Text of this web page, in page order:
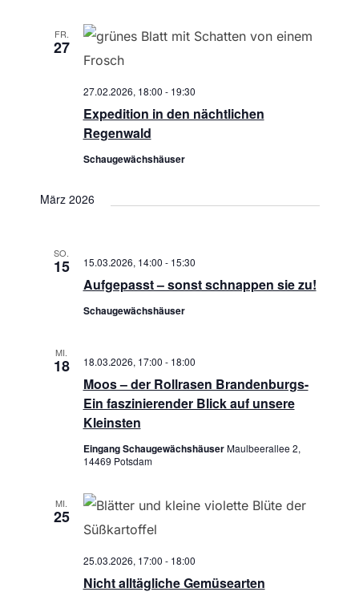
FR.
27
Expedition in den nächtlichen
Regenwald
27.02.2026, 18:00 - 19:30
Schaugewächshäuser
März 2026
SO.
15
Aufgepasst – sonst schnappen sie zu!
15.03.2026, 14:00 - 15:30
Schaugewächshäuser
MI.
18
Moos – der Rollrasen Brandenburgs-
Ein faszinierender Blick auf unsere
Kleinsten
18.03.2026, 17:00 - 18:00
Eingang SchaugewächshäuserMaulbeerallee 2,
14469 Potsdam
MI.
25
Nicht alltägliche Gemüsearten
25.03.2026, 17:00 - 18:00